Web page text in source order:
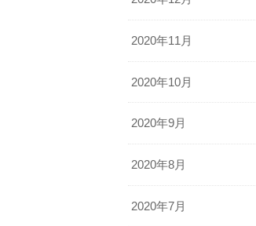
2020年11月
2020年10月
2020年9月
2020年8月
2020年7月